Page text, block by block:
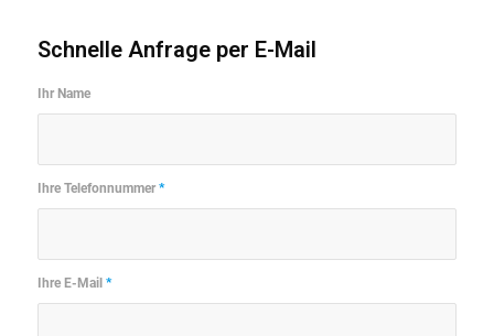
Schnelle Anfrage per E-Mail
Ihr Name
Ihre Telefonnummer *
Ihre E-Mail *